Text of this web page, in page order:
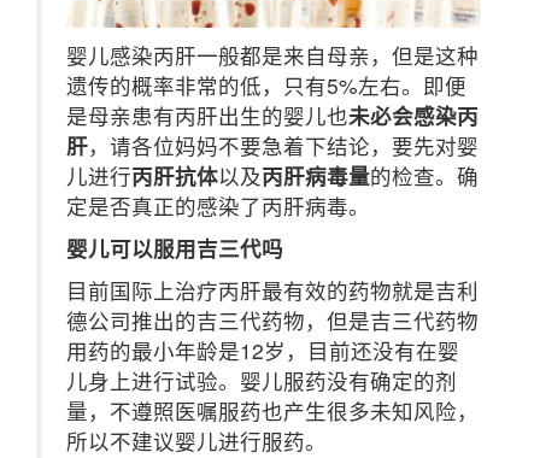
婴儿感染丙肝一般都是来自母亲，但是这种
遗传的概率非常的低，只有5%左右。即便
是母亲患有丙肝出生的婴儿也未必会感染丙
肝，请各位妈妈不要急着下结论，要先对婴
儿进行丙肝抗体以及丙肝病毒量的检查。确
定是否真正的感染了丙肝病毒。
婴儿可以服用吉三代吗
目前国际上治疗丙肝最有效的药物就是吉利
德公司推出的吉三代药物，但是吉三代药物
用药的最小年龄是12岁，目前还没有在婴
儿身上进行试验。婴儿服药没有确定的剂
量，不遵照医嘱服药也产生很多未知风险，
所以不建议婴儿进行服药。